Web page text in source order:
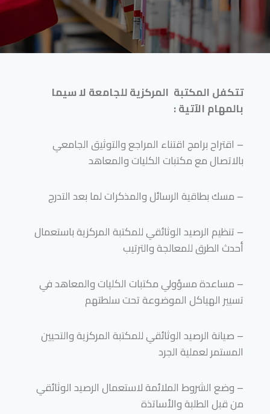
تتكفل المكتبة المركزية للجامعة لا سيما
بالمهام الآتية :
– اقتراح برامج اقتناء المراجع والتوثيق الجامعي
بالاتصال مع مكتبات الكليات والمعاهد
– مسك بطاقية الرسائل والمذكرات لما بعد التدرج
– تنظيم الرصيد الوثائقي للمكتبة المركزية باستعمال
أحدث الطرق للمعالجة والترتيب
– مساعدة مسؤولي مكتبات الكليات والمعاهد في
تسيير الهياكل الموضوعة تحت سلطتهم
– صيانة الرصيد الوثائقي للمكتبة المركزية والتحيين
المستمر لعملية الجرد
– وضع الشروط الملائمة لاستعمال الرصيد الوثائقي
من قبل الطلبة والأساتذة